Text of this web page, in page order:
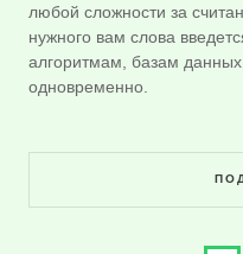
любой сложности за
нужного вам слова
алгоритмам, базам
одновременно.